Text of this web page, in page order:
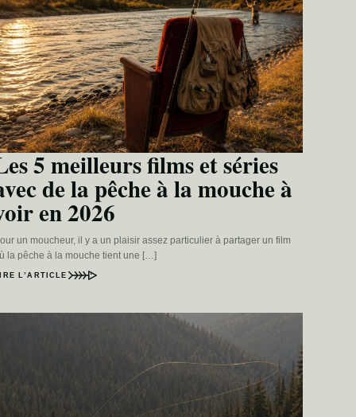
5 meilleurs films et séries
de la pêche à la mouche à
en 2026
un moucheur, il y a un plaisir assez particulier à partager un film
la pêche à la mouche tient une […]
L’ARTICLE